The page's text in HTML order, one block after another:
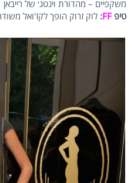
משקפיים – מהדורת וינטג׳ של רייבאן
טיפFF
:לוק זרוק הופך לקז'ואל